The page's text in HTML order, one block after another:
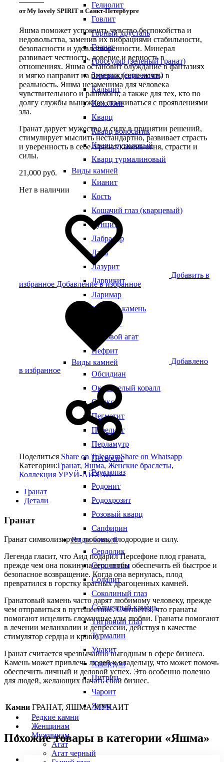
Гелиолит
Говлит
Горный хрусталь
Гранат
Гроссуляр (зеленый гранат)
Змеевик (серпентин)
Кальцит
Кахолонг
Кварц
Кварц волосатик
Кварц рутиловый
Кварц турмалиновый
Виды камней
Кианит
Кость
Кошачий глаз (кварцевый)
Кунцит
Лабрадор
Лава
Лазурит
Ларвикит
Ларимар
Лунный камень
Малахит
Моховой агат
Нефрит
Виды камней
Обсидиан
Окаменелый коралл
Оникс
Пегматит
Переливт
Перламутр
Петерсит
Раухтопаз
Родонит
Родохрозит
Розовый кварц
Сапфирин
Виды камней
Сердолик
Серпентин
Содалит
Соколиный глаз
Солнечный камень
Тигровый глаз
Турмалин
Унакит
Халцедон
Цитрин
Чароит
Яшма
Редкие камни
Женщинам
Мужчинам
Агат
Агат черный
от My lovely SPIRIT в Санкт-Петербурге
Яшма поможет успокоить чувство беспокойства и
недовольства, заменив их вибрациями стабильности,
безопасности и удовлетворенности. Минерал
развивает честность, доверие и верность в
отношениях. Яшма остановит блуждание в фантазиях
и мягко направит на перерождение мечты в
реальность. Яшма незаменима для человека
чувствительного и ранимого, а также для тех, кто по
долгу службы вынужден сталкиваться с проявлениями
зла.
Гранат дарует мужество и силу в принятии решений,
стимулирует мыслить нестандартно, развивает страсть
и уверенность в себе. Гранат камень огня, страсти и
силы.
21,000 руб.
Нет в наличии
Добавить в
избранное Добавление в избранное
Добавлено
в избранное
Поделиться Share on TelegramShare on Whatsapp
Категории:Гранат, Яшма, Женские браслеты,
Коллекция УРУЙ-АЙХАЛ
Гранат
Детали
Гранат
Гранат символизирует любовь, плодородие и силу.
Легенда гласит, что Аид подарил Персефоне плод граната,
прежде чем она покинула его, чтобы обеспечить ей быстрое и
безопасное возвращение. Когда она вернулась, плод
превратился в горстку красных драгоценных камней.
Гранатовый камень часто дарят любимому человеку, прежде
чем отправиться в путешествие. Считается, что гранаты
помогают исцелить сломанные узы любви. Гранаты помогают
в лечении меланхолии и депрессии, действуя в качестве
стимулятор сердца и крови.
Гранат считается чрезвычайно выгодным в сфере бизнеса.
Камень может привлечь людей к владельцу, что может помочь
обеспечить личный и деловой успех. Это особенно полезно
для людей, желающих начать свой бизнес.
Камни ГРАНАТ, ЯШМА МУКАИТ
Похожие товары в категории «Яшма»